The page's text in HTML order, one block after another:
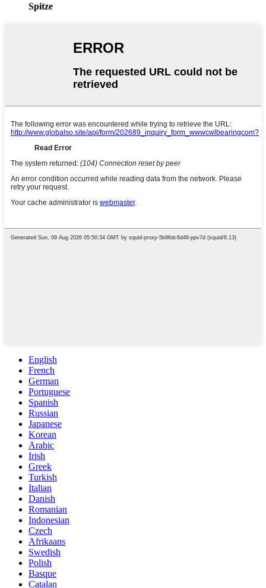
Spitze
English
French
German
Portuguese
Spanish
Russian
Japanese
Korean
Arabic
Irish
Greek
Turkish
Italian
Danish
Romanian
Indonesian
Czech
Afrikaans
Swedish
Polish
Basque
Catalan